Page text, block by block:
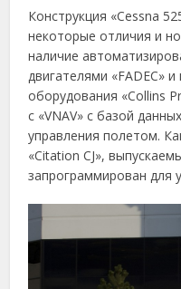
Конструкция «Cessna
некоторые отличия и
наличие
двигателями «FADEC»
оборудования «Collins
с «VNAV» с базой
управления полетом.
«Citation CJ»,
запрограммирован для